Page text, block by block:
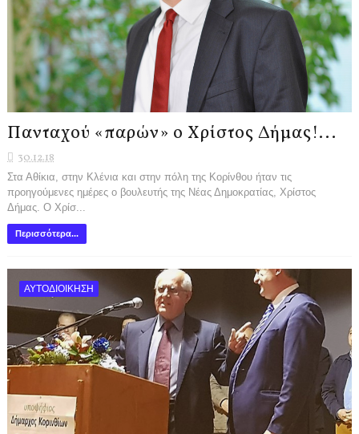
Πανταχού «παρών» ο Χρίστος Δήμας!...
30.12.18
Στα Αθίκια, στην Κλένια και στην πόλη της Κορίνθου ήταν τις
προηγούμενες ημέρες ο βουλευτής της Νέας Δημοκρατίας, Χρίστος
Δήμας. Ο Χρίσ...
Περισσότερα...
ΑΥΤΟΔΙΟΙΚΗΣΗ